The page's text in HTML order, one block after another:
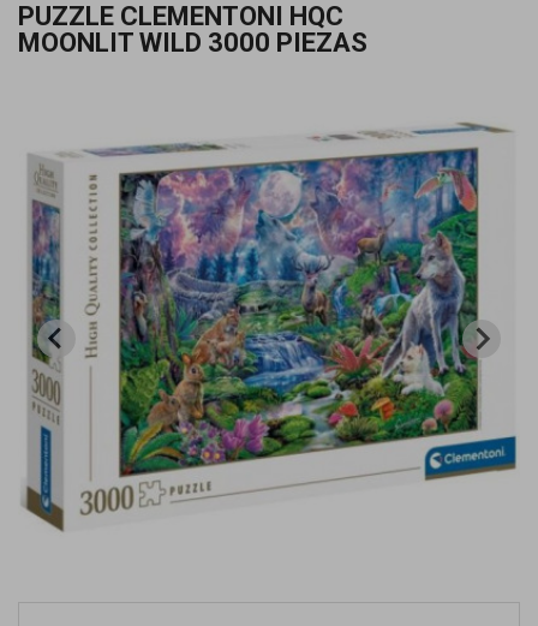
PUZZLE CLEMENTONI HQC
MOONLIT WILD 3000 PIEZAS